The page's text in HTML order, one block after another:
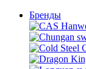
Бренды